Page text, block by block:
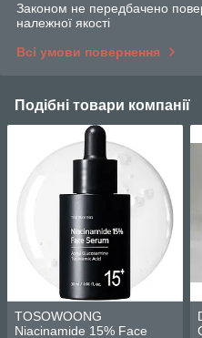
Законом не передбачено
належної якості
Всі умови повернення
Подібні товари компанії
TOSOWOONG
Niacinamide 15% Face